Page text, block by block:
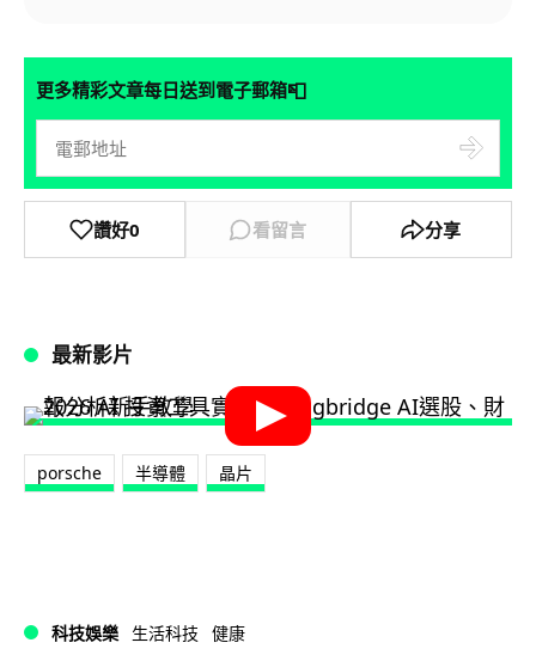
更多精彩文章每日送到電子郵箱📮
讚好0 看留言 分享
最新影片
porsche 半導體 晶片
科技娛樂 生活科技 健康